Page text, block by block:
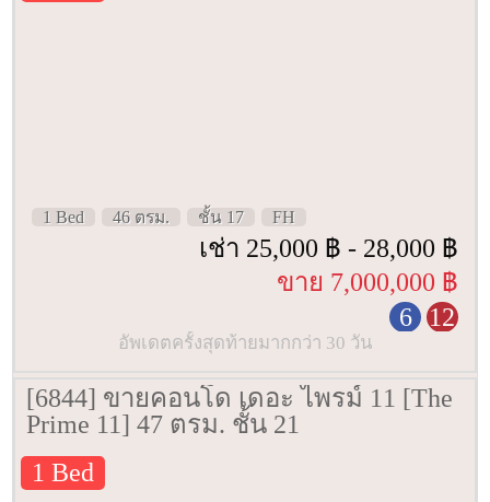
1 Bed 46 ตรม. ชั้น 17 FH
เช่า 25,000 ฿ - 28,000 ฿
ขาย 7,000,000 ฿
6
12
อัพเดตครั้งสุดท้ายมากกว่า 30 วัน
[6844] ขายคอนโด เดอะ ไพรม์ 11 [The
Prime 11] 47 ตรม. ชั้น 21
1 Bed